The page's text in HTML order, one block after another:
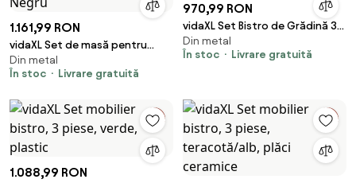
1.161,99 RON
vidaXL Set de masă pentru
grădină 5 pcs Negru
Din metal
În stoc
Livrare gratuită
970,99 RON
vidaXL Set Bistro de Grădină 3
pcs Alb Aluminiu
Din metal
În stoc
Livrare gratuită
1.088,99 RON